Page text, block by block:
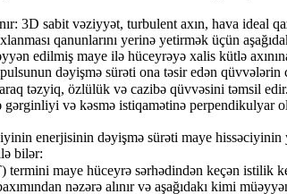
3D sabit vəziyyət, turbulent axın, hava ideal
qanunlarını yerinə yetirmək üçün
edilmiş maye ilə hüceyrəyə xalis kütlə
dəyişmə sürəti ona təsir edən
təzyiq, özlülük və cazibə qüvvəsini təmsil
və kəsmə istiqamətinə
enerjisinin dəyişmə sürəti maye
bilər:
maye hüceyrə sərhədindən keçən
nəzərə alınır və aşağıdakı kimi